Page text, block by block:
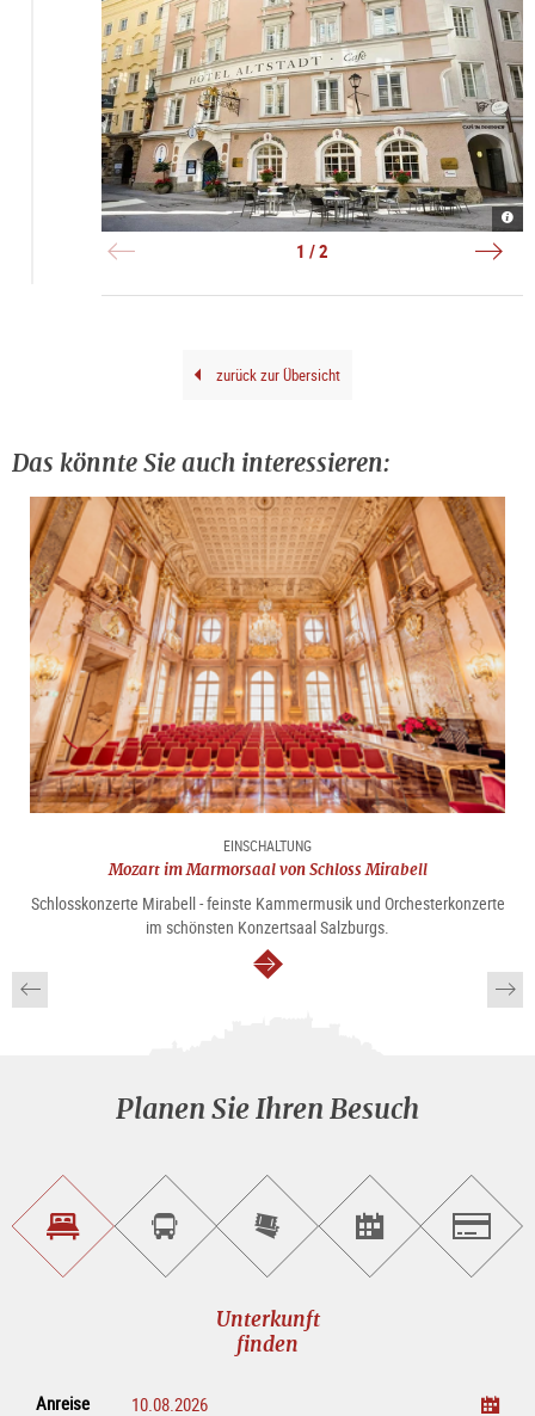
Blu
Blu
1 / 2
zurück zur Übersicht
Das könnte Sie auch interessieren:
EINSCHALTUNG
Mozart im Marmorsaal von Schloss Mirabell
Schlosskonzerte Mirabell - feinste Kammermusik und Orchesterkonzerte
im schönsten Konzertsaal Salzburgs.
weiter
Planen Sie Ihren Besuch
Unterkunft<br>findenSightseeing<br>Tour
buchen
Tickets
online<br>kaufen
Events<br>finden
Unterkunft
finden
Anreise